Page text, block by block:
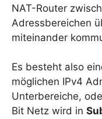
NAT-Router
Adressbereichen
miteinander
Es besteht also
möglichen IPv4
Unterbereiche,
Bit Netz wird in